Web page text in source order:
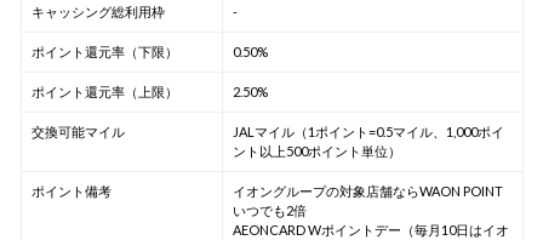
キャッシング総利用枠 -
ポイント還元率（下限） 0.50%
ポイント還元率（上限） 2.50%
交換可能マイル
JALマイル（1ポイント=0.5マイル、1,000ポイ
ント以上500ポイント単位）
ポイント備考
イオングループの対象店舗ならWAON POINT
いつでも2倍
AEONCARD Wポイントデー（毎月10日はイオ